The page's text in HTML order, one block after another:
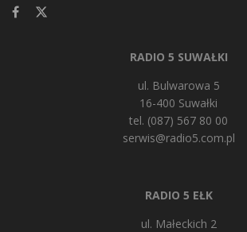
RADIO 5 SUWAŁKI
ul. Bulwarowa 5
16-400 Suwałki
tel. (087) 567 80 00
serwis@radio5.com.pl
RADIO 5 EŁK
ul. Małeckich 2